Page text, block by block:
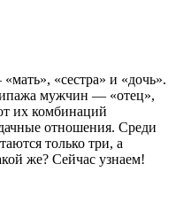
«сестра» и «дочь».
мужчин — «отец»,
их комбинаций
отношения. Среди
только три, а
же? Сейчас узнаем!